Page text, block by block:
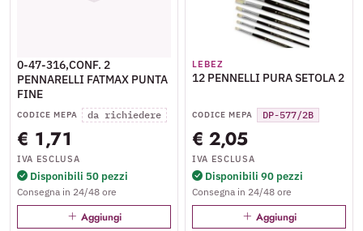
0-47-316,CONF. 2
PENNARELLI FATMAX PUNTA
FINE
CODICE MEPA da richiedere
€ 1,71
IVA ESCLUSA
Disponibili 50 pezzi
Consegna in 24/48 ore
Aggiungi
LEBEZ
12 PENNELLI PURA SETOLA 2
CODICE MEPA DP-577/2B
€ 2,05
IVA ESCLUSA
Disponibili 90 pezzi
Consegna in 24/48 ore
Aggiungi